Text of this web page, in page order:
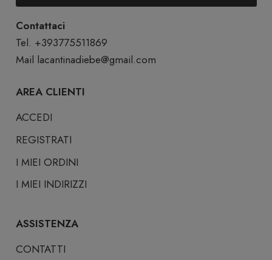
Contattaci
Tel. +393775511869
Mail lacantinadiebe@gmail.com
AREA CLIENTI
ACCEDI
REGISTRATI
I MIEI ORDINI
I MIEI INDIRIZZI
ASSISTENZA
CONTATTI